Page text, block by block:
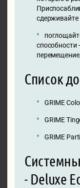
сдерживайте
способности
перемещение.
Список
GRIME
GRIME
GRIME
- Deluxe